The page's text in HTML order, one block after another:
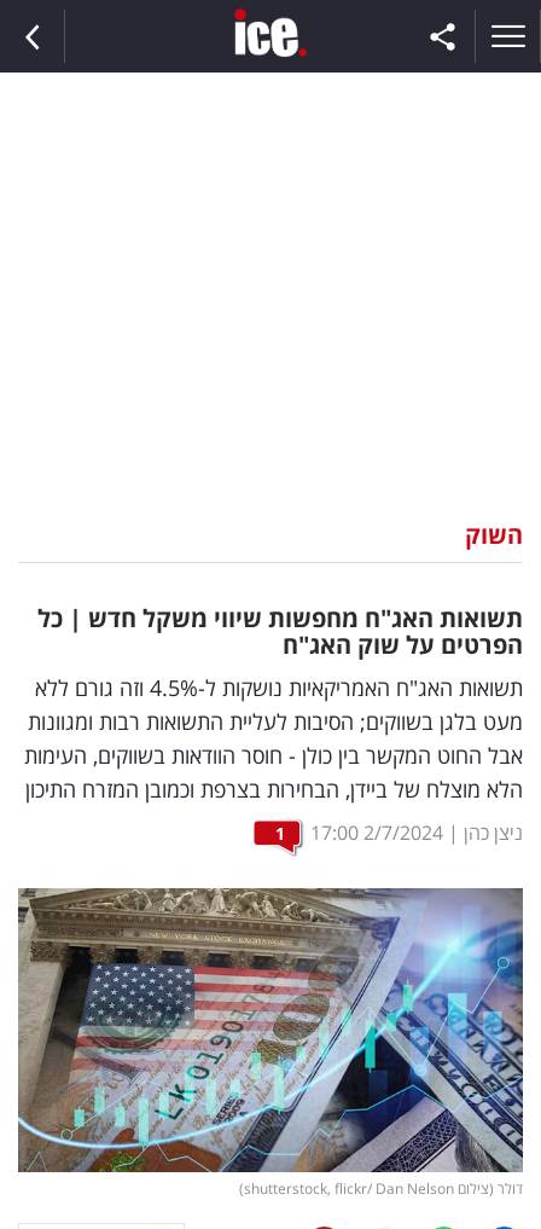
וצרכנות
דיגיטל
וטק
שיווק
ופרסום
משפט
מדדים
ומחקרים
דעות
רכילות
עסקית
קריפטו
ויראלי
השוק
תשואות האג"ח מחפשות שיווי משקל חדש | כל
הפרטים על שוק האג"ח
תשואות האג"ח האמריקאיות נושקות ל-4.5% וזה גורם ללא
מעט בלגן בשווקים; הסיבות לעליית התשואות רבות ומגוונות
אבל החוט המקשר בין כולן - חוסר הוודאות בשווקים, העימות
הלא מוצלח של ביידן, הבחירות בצרפת וכמובן המזרח התיכון
ניצן כהן |
2/7/2024
17:00
1
דולר (צילום shutterstock, flickr/ Dan Nelson)